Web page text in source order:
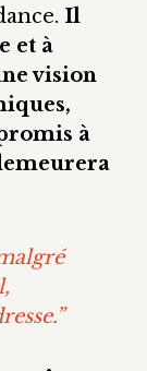
Il
et à
vision
à